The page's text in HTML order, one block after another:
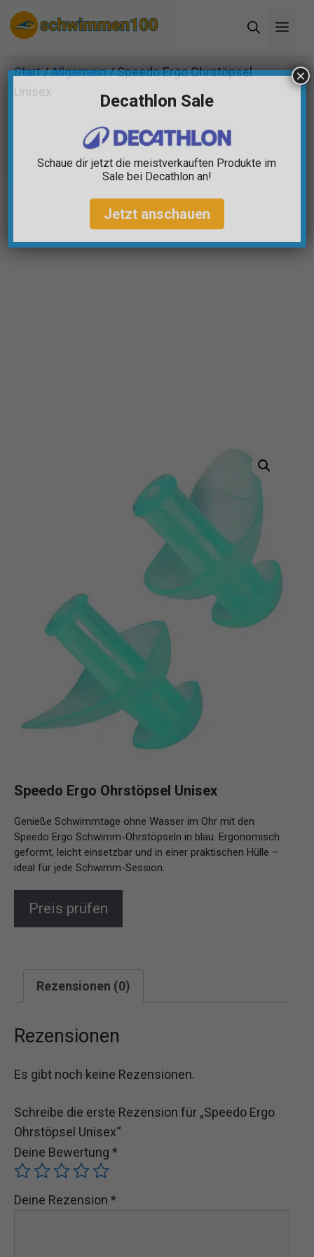
Zum
Inhalt
Start/Allgemein/ Speedo Ergo Ohrstöpsel
Unisex
Speedo Ergo Ohrstöpsel Unisex
Genieße Schwimmtage ohne Wasser im Ohr mit den
Speedo Ergo Schwimm-Ohrstöpseln in blau. Ergonomisch
geformt, leicht einsetzbar und in einer praktischen Hülle –
ideal für jede Schwimm-Session.
Preis prüfen
Rezensionen (0)
Rezensionen
Es gibt noch keine Rezensionen.
Schreibe die erste Rezension für „Speedo Ergo
Ohrstöpsel Unisex“
Deine Bewertung *
Deine Rezension *
Decathlon Sale
Schaue dir jetzt die meistverkauften Produkte im
Sale bei Decathlon an!
Jetzt anschauen
×